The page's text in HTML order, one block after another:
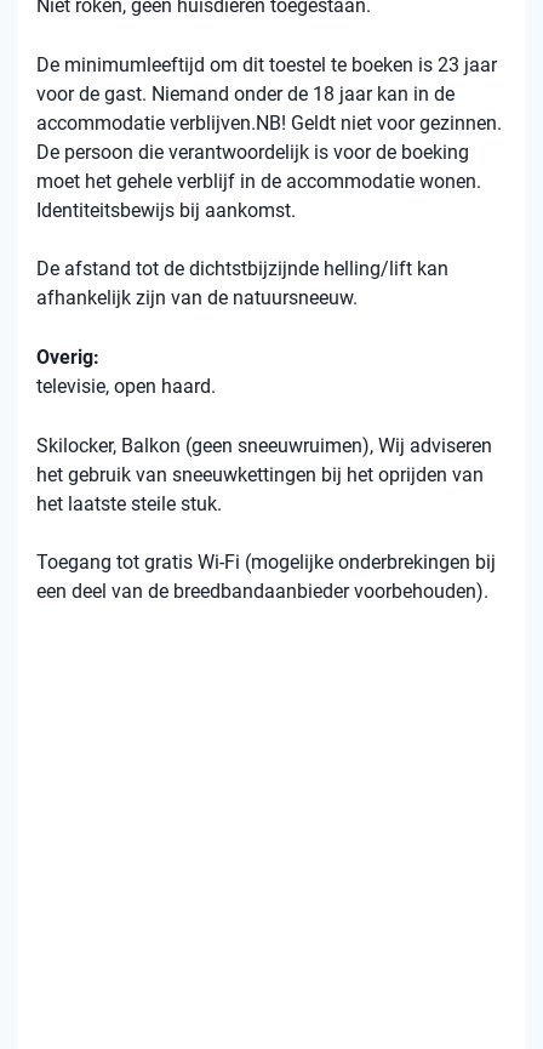
Niet roken, geen huisdieren toegestaan.
De minimumleeftijd om dit toestel te boeken is 23 jaar
voor de gast. Niemand onder de 18 jaar kan in de
accommodatie verblijven.NB! Geldt niet voor gezinnen.
De persoon die verantwoordelijk is voor de boeking
moet het gehele verblijf in de accommodatie wonen.
Identiteitsbewijs bij aankomst.
De afstand tot de dichtstbijzijnde helling/lift kan
afhankelijk zijn van de natuursneeuw.
Overig:
televisie, open haard.
Skilocker, Balkon (geen sneeuwruimen), Wij adviseren
het gebruik van sneeuwkettingen bij het oprijden van
het laatste steile stuk.
Toegang tot gratis Wi-Fi (mogelijke onderbrekingen bij
een deel van de breedbandaanbieder voorbehouden).